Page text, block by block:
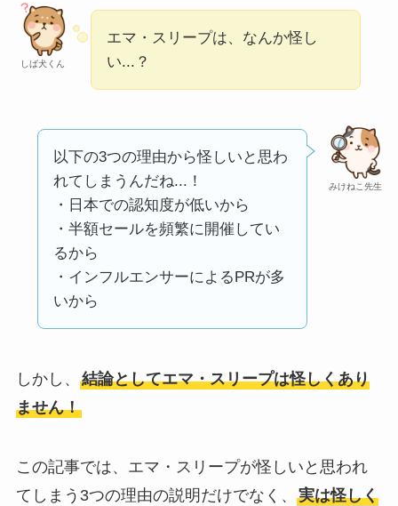
ミ・評価が正直ヤバ
いって本当？
判は実際どう？
Temuは怪しい？口コ
ミ・評判が正直ヤバ
いって本当？
しば犬くん
エマ・スリープは、なんか怪し
い...？
みけねこ先生
以下の3つの理由から怪しいと思わ
れてしまうんだね...！
・日本での認知度が低いから
・半額セールを頻繁に開催してい
るから
・インフルエンサーによるPRが多
いから
しかし、 結論としてエマ・スリープは怪しくあり
ません！
この記事では、エマ・スリープが怪しいと思われ
てしまう3つの理由の説明だけでなく、 実は怪しく